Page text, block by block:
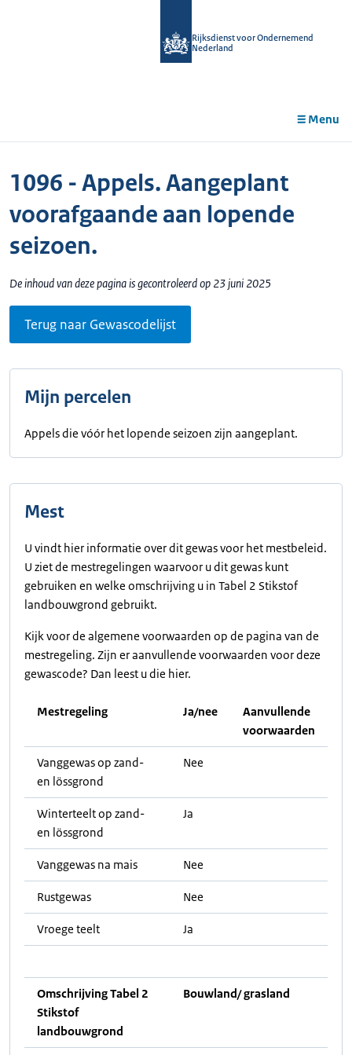
Rijksdienst voor Ondernemend
Nederland
Menu
1096 - Appels. Aangeplant
voorafgaande aan lopende
seizoen.
De inhoud van deze pagina is gecontroleerd op 23 juni 2025
Terug naar Gewascodelijst
Mijn percelen
Appels die vóór het lopende seizoen zijn aangeplant.
Mest
U vindt hier informatie over dit gewas voor het mestbeleid.
U ziet de mestregelingen waarvoor u dit gewas kunt
gebruiken en welke omschrijving u in Tabel 2 Stikstof
landbouwgrond gebruikt.
Kijk voor de algemene voorwaarden op de pagina van de
mestregeling. Zijn er aanvullende voorwaarden voor deze
gewascode? Dan leest u die hier.
Mestregeling Ja/nee
Aanvullende
voorwaarden
Vanggewas op zand-
en lössgrond
Nee
Winterteelt op zand-
en lössgrond
Ja
Vanggewas na mais Nee
Rustgewas Nee
Vroege teelt Ja
Omschrijving Tabel 2
Stikstof
landbouwgrond
Bouwland/ grasland